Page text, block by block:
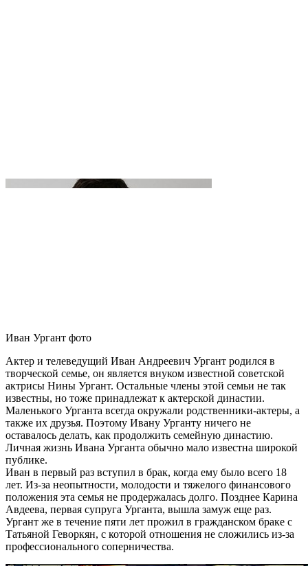
Иван Ургант фото
Актер и телеведущий Иван Андреевич Ургант родился в
творческой семье, он является внуком известной советской
актрисы Нины Ургант. Остальные члены этой семьи не так
известны, но тоже принадлежат к актерской династии.
Маленького Урганта всегда окружали родственники-актеры, а
также их друзья. Поэтому Ивану Урганту ничего не
оставалось делать, как продолжить семейную династию.
Личная жизнь Ивана Урганта обычно мало известна широкой
публике.
Иван в первый раз вступил в брак, когда ему было всего 18
лет. Из-за неопытности, молодости и тяжелого финансового
положения эта семья не продержалась долго. Позднее Карина
Авдеева, первая супруга Урганта, вышла замуж еще раз.
Ургант же в течение пяти лет прожил в гражданском браке с
Татьяной Геворкян, с которой отношения не сложились из-за
профессионального соперничества.